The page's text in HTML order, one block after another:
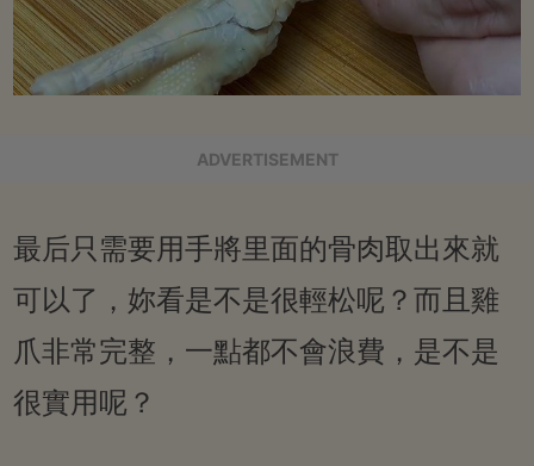
ADVERTISEMENT
最后只需要用手將里面的骨肉取出來就
可以了，妳看是不是很輕松呢？而且雞
爪非常完整，一點都不會浪費，是不是
很實用呢？